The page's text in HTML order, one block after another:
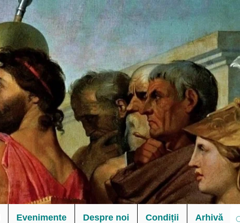
Evenimente Despre noi Condiții Arhivă